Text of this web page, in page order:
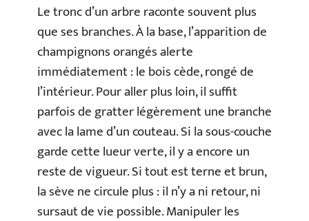
Le tronc d’un arbre raconte souvent plus
que ses branches. À la base, l’apparition de
champignons orangés alerte
immédiatement : le bois cède, rongé de
l’intérieur. Pour aller plus loin, il suffit
parfois de gratter légèrement une branche
avec la lame d’un couteau. Si la sous-couche
garde cette lueur verte, il y a encore un
reste de vigueur. Si tout est terne et brun,
la sève ne circule plus : il n’y a ni retour, ni
sursaut de vie possible. Manipuler les